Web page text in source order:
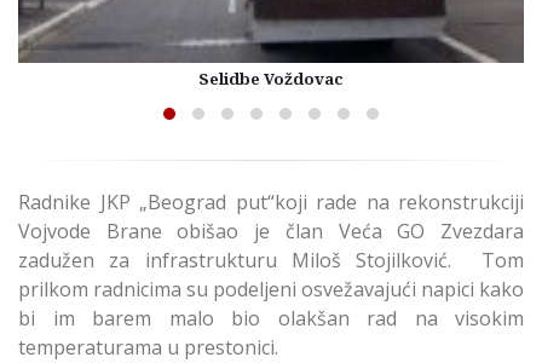
Selidbe Voždovac
Radnike JKP „Beograd put“koji rade na rekonstrukciji
Vojvode Brane obišao je član Veća GO Zvezdara
zadužen za infrastrukturu Miloš Stojilković. Tom
prilkom radnicima su podeljeni osvežavajući napici kako
bi im barem malo bio olakšan rad na visokim
temperaturama u prestonici.